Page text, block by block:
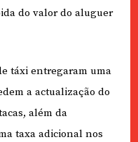
do valor do aluguer
táxi entregaram uma
a actualização do
além da
taxa adicional nos